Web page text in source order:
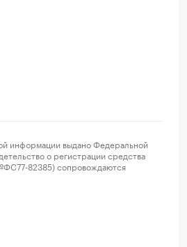
информации выдано Федеральной
о регистрации средства
82385) сопровождаются